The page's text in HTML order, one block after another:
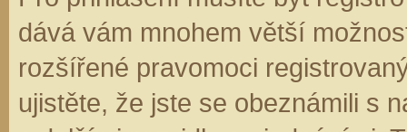
dává vám mnohem větší
rozšířené pravomoci
ujistěte, že jste se obeznámili s